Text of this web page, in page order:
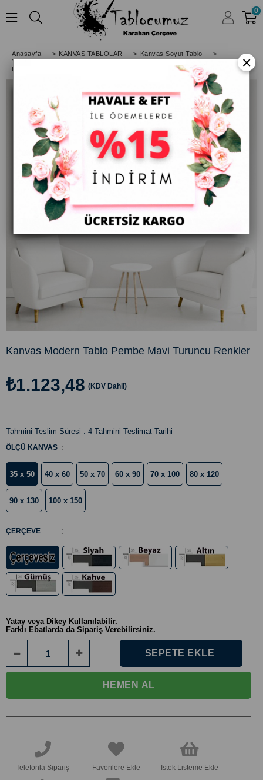
HESABIM
0
Anasayfa > KANVAS TABLOLAR > Kanvas Soyut Tablo
>
Yatay Soyut Tablolar
>
Kanvas Modern Tablo Pembe Mavi Turuncu Renkler
Kanvas Modern Tablo Pembe Mavi Turuncu Renkler
₺1.123,48 (KDV Dahil)
Tahmini Teslim Süresi : 4 Tahmini Teslimat Tarihi
ÖLÇÜ KANVAS :
35 x 50 40 x 60 50 x 70 60 x 90 70 x 100 80 x 120
90 x 130 100 x 150
ÇERÇEVE :
Yatay veya Dikey Kullanılabilir.
Farklı Ebatlarda da Sipariş Verebilirsiniz.
Telefonla Sipariş Favorilere Ekle İstek Listeme Ekle
×